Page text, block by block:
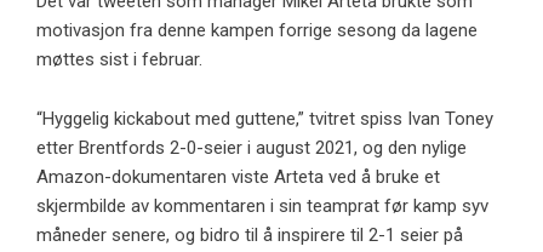
motivasjon fra denne kampen forrige sesong da lagene
møttes sist i februar.
“Hyggelig kickabout med guttene,” tvitret spiss Ivan Toney
etter Brentfords 2-0-seier i august 2021, og den nylige
Amazon-dokumentaren viste Arteta ved å bruke et
skjermbilde av kommentaren i sin teamprat før kamp syv
måneder senere, og bidro til å inspirere til 2-1 seier på